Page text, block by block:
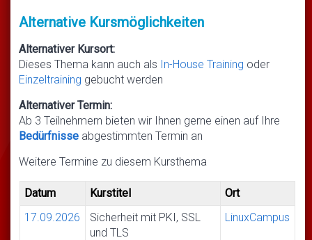
Alternative Kursmöglichkeiten
Alternativer Kursort:
Dieses Thema kann auch als In-House Training oder
Einzeltraining gebucht werden
Alternativer Termin:
Ab 3 Teilnehmern bieten wir Ihnen gerne einen auf Ihre
Bedürfnisse abgestimmten Termin an
Weitere Termine zu diesem Kursthema
Datum Kurstitel
Ort
17.09.2026
Sicherheit mit PKI, SSL
und TLS
LinuxCampus